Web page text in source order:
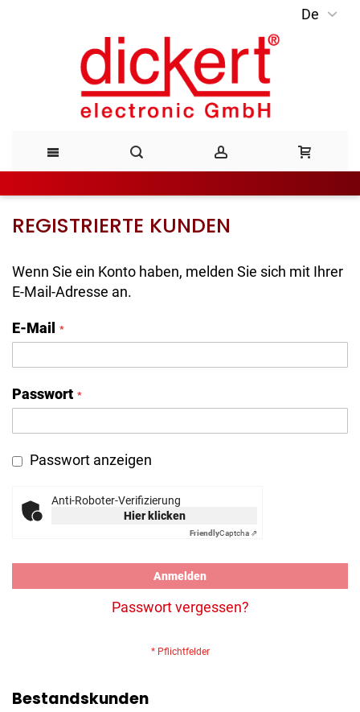
De
Inhalt
REGISTRIERTE KUNDEN
Wenn Sie ein Konto haben, melden Sie sich mit Ihrer
E-Mail-Adresse an.
E-Mail
Passwort
Passwort anzeigen
Anti-Roboter-Verifizierung
Hier klicken
FriendlyCaptcha ⇗
Anmelden
Passwort vergessen?
Bestandskunden